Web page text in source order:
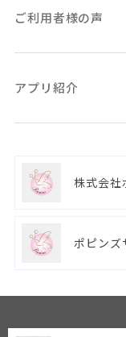
ご利用者様の声
アプリ紹介
株式会社
ポピンズ